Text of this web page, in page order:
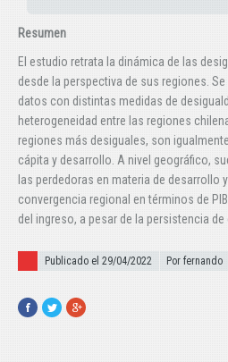
Resumen
El estudio retrata la dinámica de las
desde la perspectiva de sus regiones.
datos con distintas medidas de
heterogeneidad entre las regiones
regiones más desiguales, son
cápita y desarrollo. A nivel geográfico,
las perdedoras en materia de desarrollo
convergencia regional en términos de
del ingreso, a pesar de la persistencia
Publicado el
Publicado el 29/04/2022 Por fernando
Facebook
TwitterGoogle+